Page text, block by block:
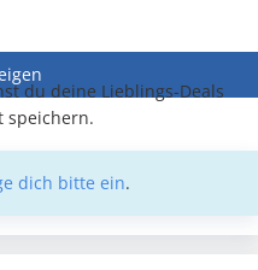
du deine Lieblings-Deals
speichern.
dich bitte ein.